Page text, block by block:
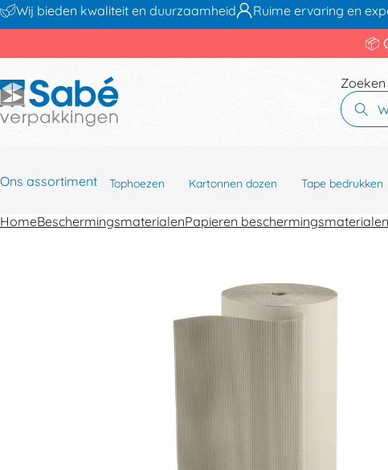
Wij bieden kwaliteit en duurzaamheid Ruime ervaring en
📦
Ons assortiment Tophoezen Kartonnen dozen Tape bedrukken
HomeBeschermingsmaterialenPapieren beschermingsmaterialen